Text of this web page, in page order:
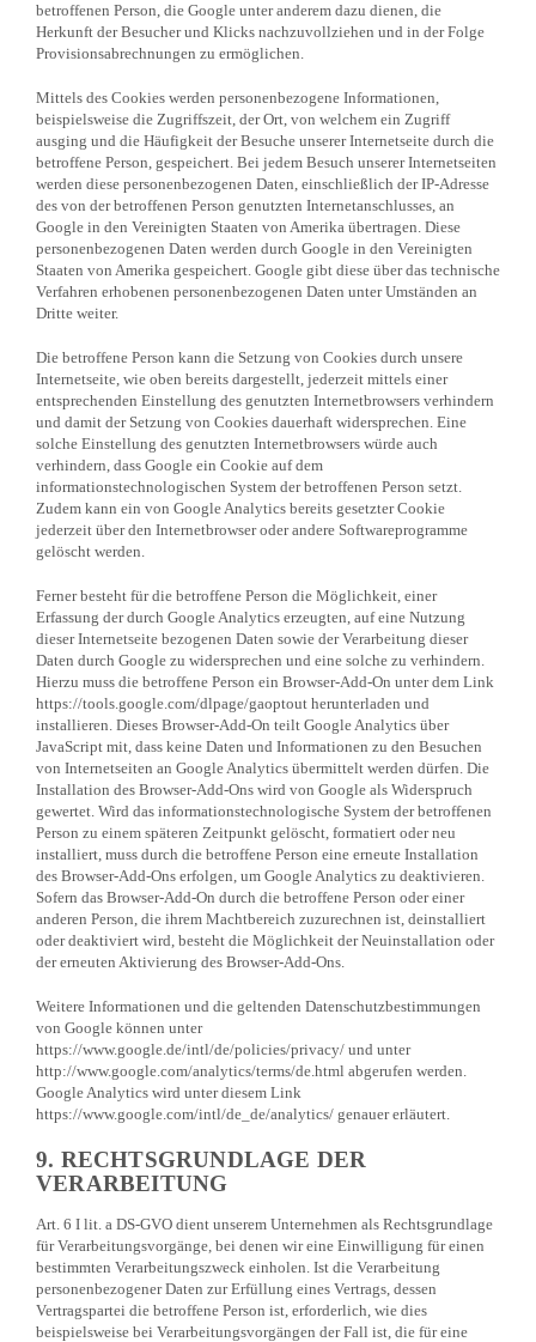
betroffenen Person, die Google unter anderem dazu dienen, die
Herkunft der Besucher und Klicks nachzuvollziehen und in der Folge
Provisionsabrechnungen zu ermöglichen.
Mittels des Cookies werden personenbezogene Informationen,
beispielsweise die Zugriffszeit, der Ort, von welchem ein Zugriff
ausging und die Häufigkeit der Besuche unserer Internetseite durch die
betroffene Person, gespeichert. Bei jedem Besuch unserer Internetseiten
werden diese personenbezogenen Daten, einschließlich der IP-Adresse
des von der betroffenen Person genutzten Internetanschlusses, an
Google in den Vereinigten Staaten von Amerika übertragen. Diese
personenbezogenen Daten werden durch Google in den Vereinigten
Staaten von Amerika gespeichert. Google gibt diese über das technische
Verfahren erhobenen personenbezogenen Daten unter Umständen an
Dritte weiter.
Die betroffene Person kann die Setzung von Cookies durch unsere
Internetseite, wie oben bereits dargestellt, jederzeit mittels einer
entsprechenden Einstellung des genutzten Internetbrowsers verhindern
und damit der Setzung von Cookies dauerhaft widersprechen. Eine
solche Einstellung des genutzten Internetbrowsers würde auch
verhindern, dass Google ein Cookie auf dem
informationstechnologischen System der betroffenen Person setzt.
Zudem kann ein von Google Analytics bereits gesetzter Cookie
jederzeit über den Internetbrowser oder andere Softwareprogramme
gelöscht werden.
Ferner besteht für die betroffene Person die Möglichkeit, einer
Erfassung der durch Google Analytics erzeugten, auf eine Nutzung
dieser Internetseite bezogenen Daten sowie der Verarbeitung dieser
Daten durch Google zu widersprechen und eine solche zu verhindern.
Hierzu muss die betroffene Person ein Browser-Add-On unter dem Link
https://tools.google.com/dlpage/gaoptout herunterladen und
installieren. Dieses Browser-Add-On teilt Google Analytics über
JavaScript mit, dass keine Daten und Informationen zu den Besuchen
von Internetseiten an Google Analytics übermittelt werden dürfen. Die
Installation des Browser-Add-Ons wird von Google als Widerspruch
gewertet. Wird das informationstechnologische System der betroffenen
Person zu einem späteren Zeitpunkt gelöscht, formatiert oder neu
installiert, muss durch die betroffene Person eine erneute Installation
des Browser-Add-Ons erfolgen, um Google Analytics zu deaktivieren.
Sofern das Browser-Add-On durch die betroffene Person oder einer
anderen Person, die ihrem Machtbereich zuzurechnen ist, deinstalliert
oder deaktiviert wird, besteht die Möglichkeit der Neuinstallation oder
der erneuten Aktivierung des Browser-Add-Ons.
Weitere Informationen und die geltenden Datenschutzbestimmungen
von Google können unter
https://www.google.de/intl/de/policies/privacy/ und unter
http://www.google.com/analytics/terms/de.html abgerufen werden.
Google Analytics wird unter diesem Link
https://www.google.com/intl/de_de/analytics/ genauer erläutert.
9. RECHTSGRUNDLAGE DER
VERARBEITUNG
Art. 6 I lit. a DS-GVO dient unserem Unternehmen als Rechtsgrundlage
für Verarbeitungsvorgänge, bei denen wir eine Einwilligung für einen
bestimmten Verarbeitungszweck einholen. Ist die Verarbeitung
personenbezogener Daten zur Erfüllung eines Vertrags, dessen
Vertragspartei die betroffene Person ist, erforderlich, wie dies
beispielsweise bei Verarbeitungsvorgängen der Fall ist, die für eine